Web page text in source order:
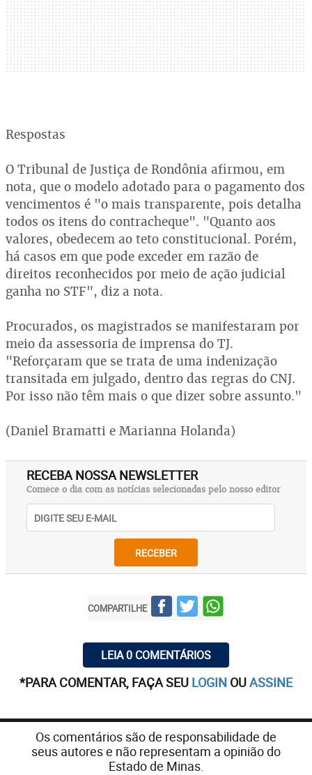
Respostas
O Tribunal de Justiça de Rondônia afirmou, em
nota, que o modelo adotado para o pagamento dos
vencimentos é "o mais transparente, pois detalha
todos os itens do contracheque". "Quanto aos
valores, obedecem ao teto constitucional. Porém,
há casos em que pode exceder em razão de
direitos reconhecidos por meio de ação judicial
ganha no STF", diz a nota.
Procurados, os magistrados se manifestaram por
meio da assessoria de imprensa do TJ.
"Reforçaram que se trata de uma indenização
transitada em julgado, dentro das regras do CNJ.
Por isso não têm mais o que dizer sobre assunto."
(Daniel Bramatti e Marianna Holanda)
RECEBA NOSSA NEWSLETTER
Comece o dia com as notícias selecionadas pelo nosso editor
RECEBER
COMPARTILHE
LEIA 0 COMENTÁRIOS
*PARA COMENTAR, FAÇA SEU LOGIN OUASSINE
Os comentários são de responsabilidade de
seus autores e não representam a opinião do
Estado de Minas.